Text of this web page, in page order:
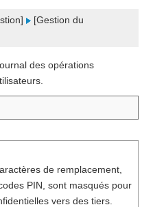
[Gestion du
des opérations
de remplacement,
PIN, sont masqués pour
vers des tiers.